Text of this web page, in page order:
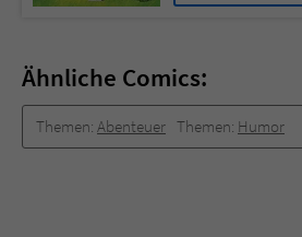
Ähnliche Comics:
Themen: Abenteuer Themen: Humor